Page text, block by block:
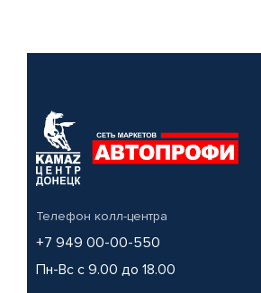
Телефон колл-центра
+7 949 00-00-550
Пн-Вс с 9.00 до 18.00